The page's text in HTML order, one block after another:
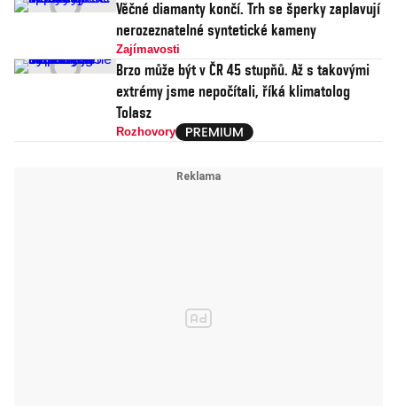
Věčné diamanty končí. Trh se šperky zaplavují
nerozeznatelné syntetické kameny
Zajímavosti
Brzo může být v ČR 45 stupňů. Až s takovými
extrémy jsme nepočítali, říká klimatolog
Tolasz
Rozhovory